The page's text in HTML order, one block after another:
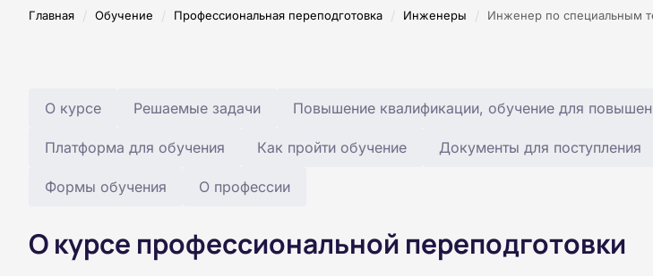
Главная / Обучение / Профессиональная переподготовка / Инженеры / Инженер по специальным
О курсе Решаемые задачи Повышение квалификации, обучение для
Платформа для обучения Как пройти обучение Документы для поступления
Формы обучения О профессии
О курсе профессиональной переподготовки